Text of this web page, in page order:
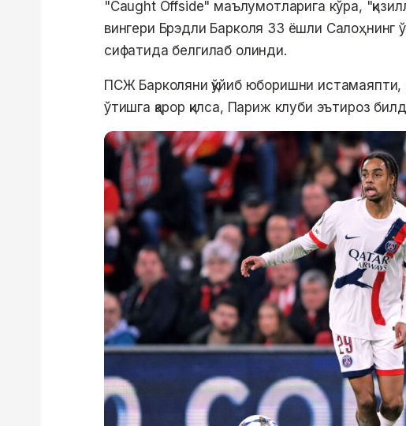
"Caught Offside" маълумотларига кўра,
вингери Брэдли Барколя 33 ёшли Салоҳнинг
сифатида белгилаб олинди.
ПСЖ Барколяни қўйиб юборишни
ўтишга қарор қилса, Париж клуби эътироз